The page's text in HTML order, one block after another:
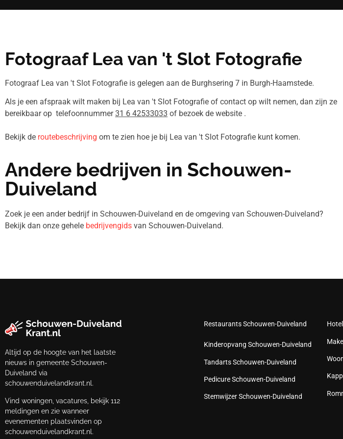
Fotograaf Lea van 't Slot Fotografie
Fotograaf Lea van 't Slot Fotografie is gelegen aan de Burghsering 7 in Burgh-Haamstede.
Als je een afspraak wilt maken bij Lea van 't Slot Fotografie of contact op wilt nemen, dan zijn ze
bereikbaar op telefoonnummer31 6 42533033 of bezoek de website .
Bekijk de routebeschrijving om te zien hoe je bij Lea van 't Slot Fotografie kunt komen.
Andere bedrijven in Schouwen-
Duiveland
Zoek je een ander bedrijf in Schouwen-Duiveland en de omgeving van Schouwen-Duiveland?
Bekijk dan onze gehele bedrijvengids van Schouwen-Duiveland.
Altijd op de hoogte van het laatste
nieuws in gemeente Schouwen-
Duiveland via
schouwenduivelandkrant.nl.
Vind woningen, vacatures, bekijk 112
meldingen en zie wanneer
evenementen plaatsvinden op
schouwenduivelandkrant.nl.
Restaurants Schouwen-Duiveland
Kinderopvang Schouwen-Duiveland
Tandarts Schouwen-Duiveland
Pedicure Schouwen-Duiveland
Stemwijzer Schouwen-Duiveland